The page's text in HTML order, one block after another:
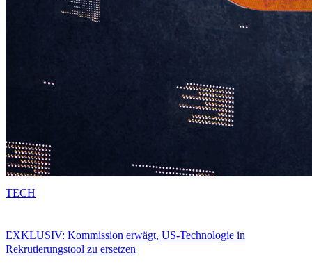
EXKLUSIV: Kommission erwägt, US-Technologie in
Rekrutierungstool zu ersetzen
TECH